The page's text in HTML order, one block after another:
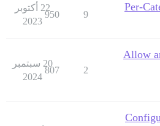
9
950
22 أكتوبر
2023
Allow
2
807
20 سبتمبر
2024